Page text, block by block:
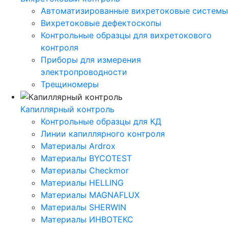
Автоматизированные вихретоковые системы
Вихретоковые дефектоскопы
Контрольные образцы для вихретокового
контроля
Приборы для измерения
электропроводности
Трещиномеры
Капиллярный контроль
Контрольные образцы для КД
Линии капиллярного контроля
Материалы Ardrox
Материалы BYCOTEST
Материалы Checkmor
Материалы HELLING
Материалы MAGNAFLUX
Материалы SHERWIN
Материалы ИНВОТЕКС